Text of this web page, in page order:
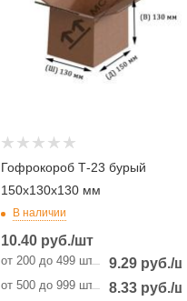
Гофрокороб Т-23 бурый
150х130х130 мм
В наличии
10.40 руб./шт
от 200 до 499 шт 9.29руб./шт
от 500 до 999 шт 8.33руб./шт